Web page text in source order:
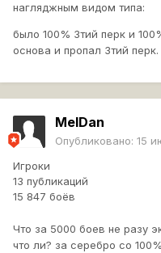
нагляджным видом типа:
было 100% 3тий перк и
основа и пропал 3тий перк.
MelDan
Опубликовано: 15
Игроки
13 публикаций
15 847 боёв
Что за 5000 боев не разу
что ли? за серебро со